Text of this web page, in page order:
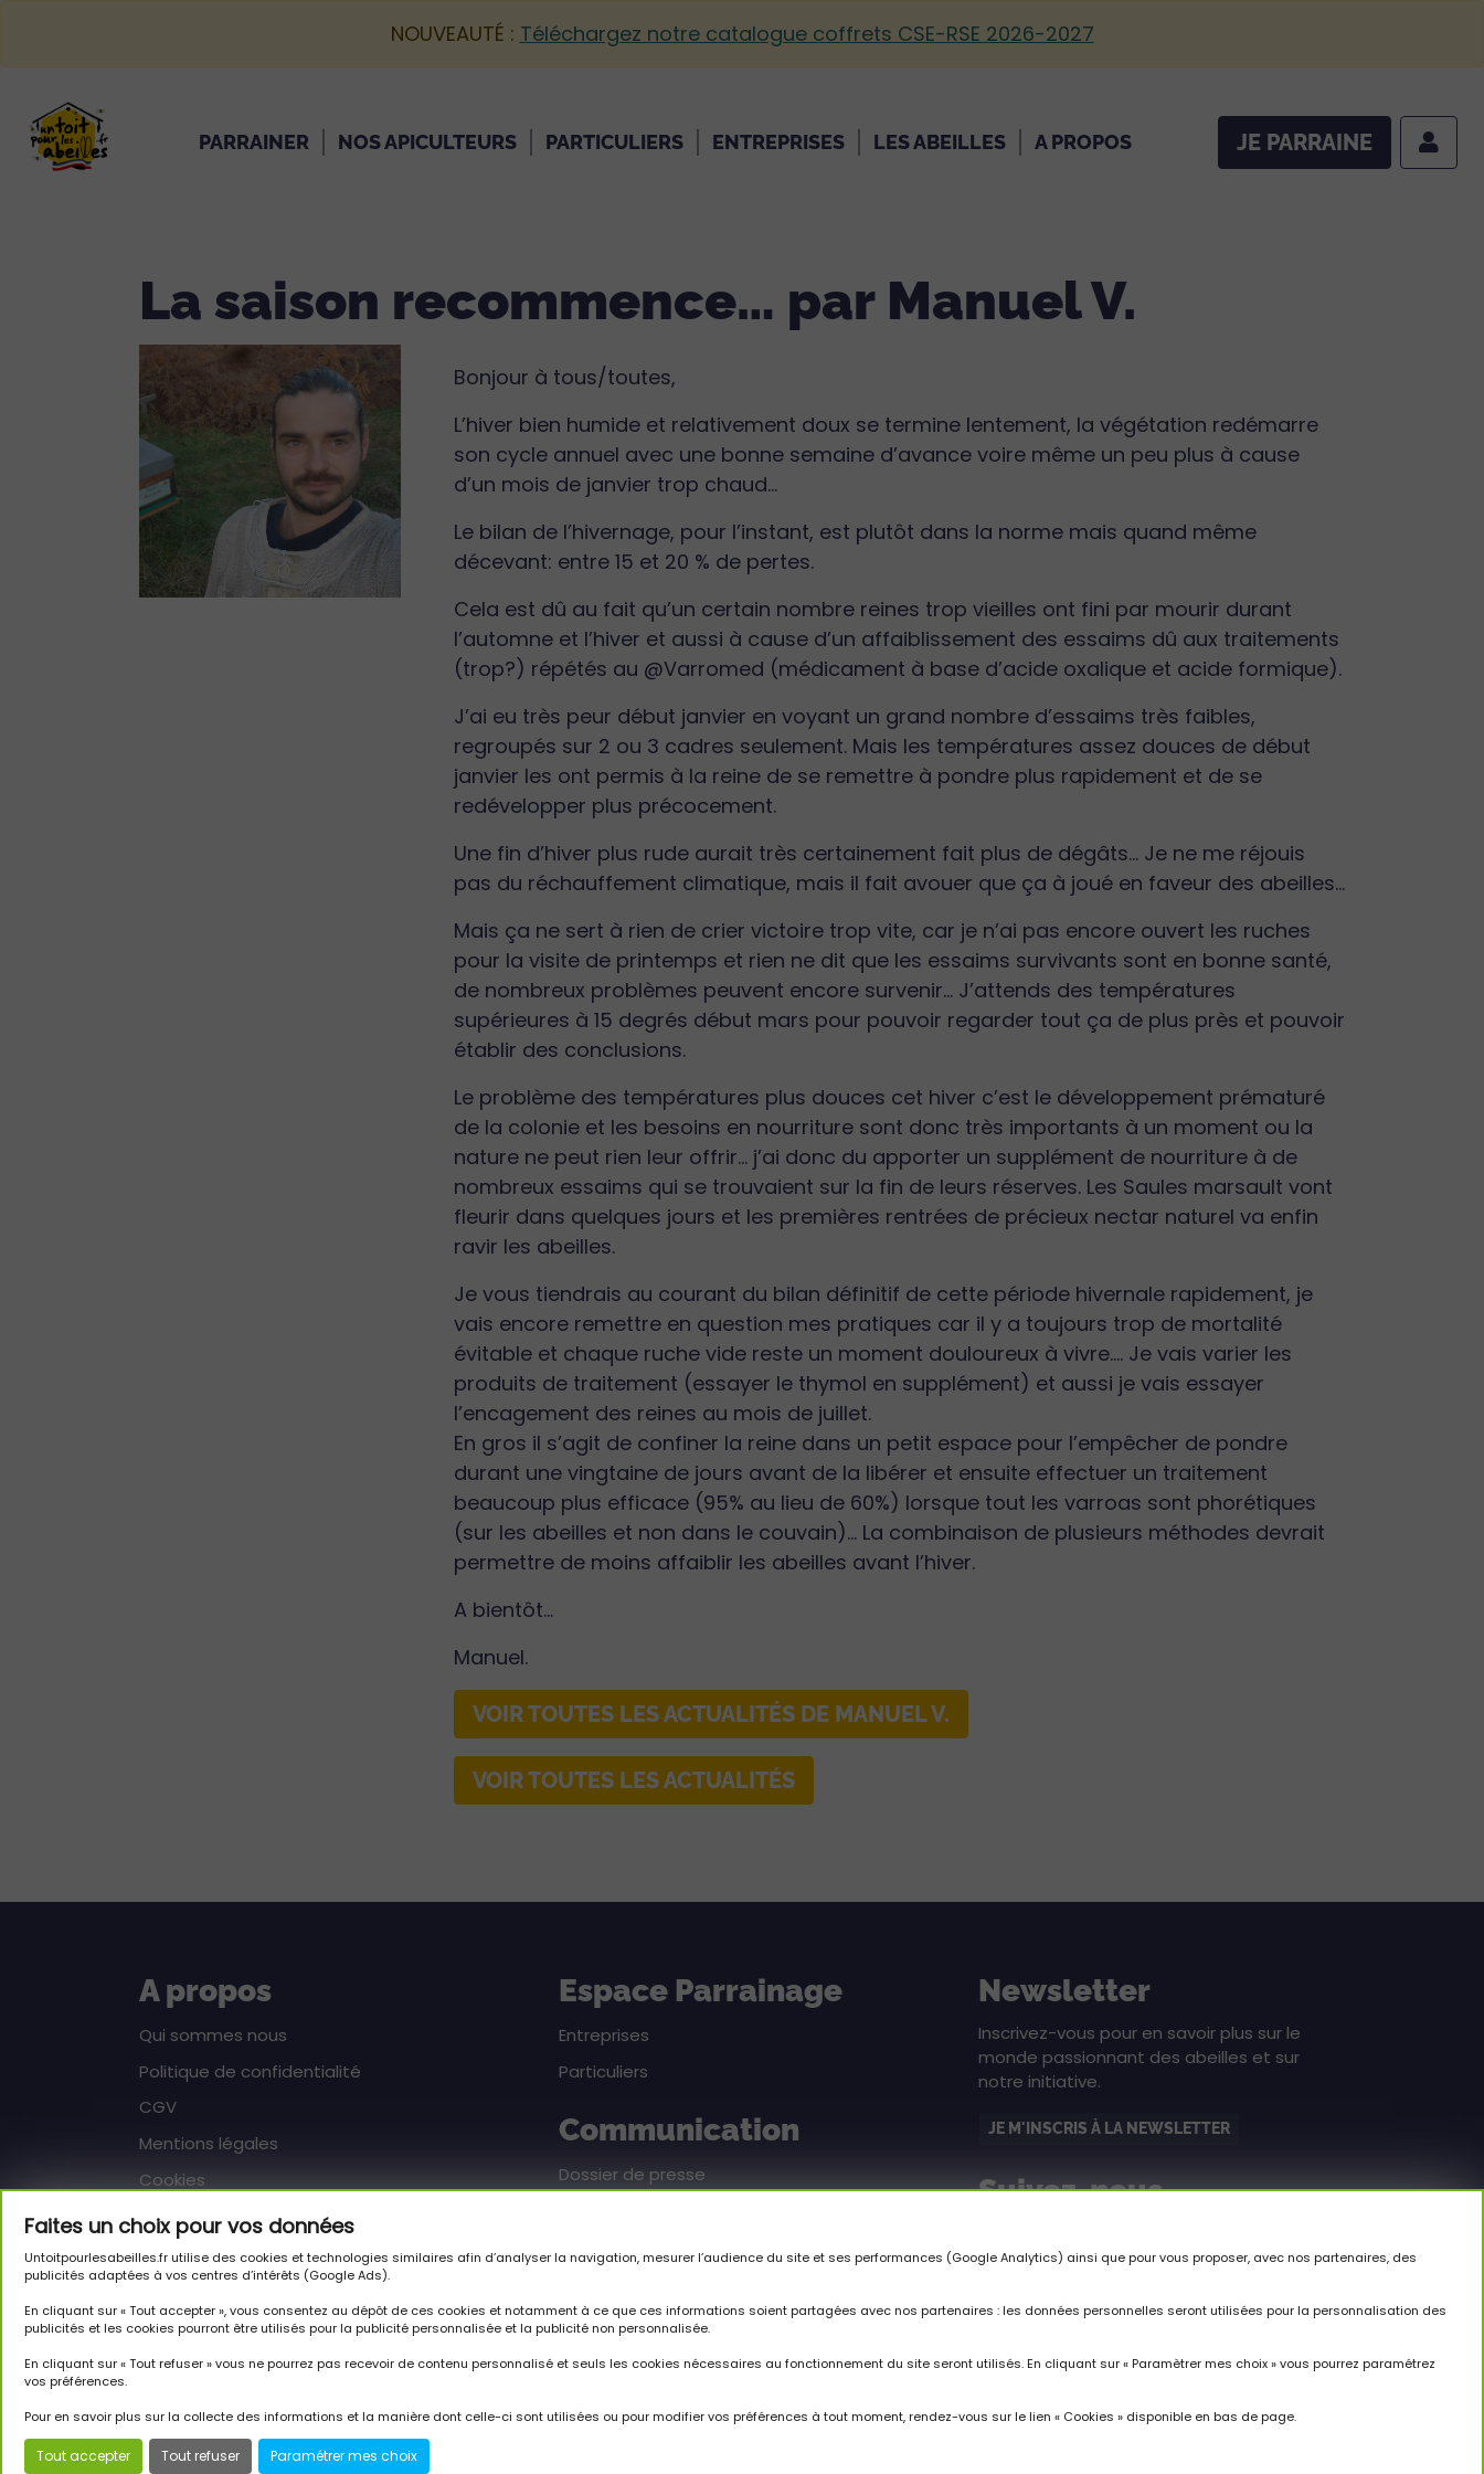
Faites un choix pour vos données
Untoitpourlesabeilles.fr utilise des cookies et technologies similaires afin d’analyser la navigation, mesurer l’audience du site et ses performances (Google Analytics) ainsi que pour vous proposer, avec nos partenaires, des
publicités adaptées à vos centres d’intérêts (Google Ads).
En cliquant sur « Tout accepter », vous consentez au dépôt de ces cookies et notamment à ce que ces informations soient partagées avec nos partenaires : les données personnelles seront utilisées pour la personnalisation des
publicités et les cookies pourront être utilisés pour la publicité personnalisée et la publicité non personnalisée.
En cliquant sur « Tout refuser » vous ne pourrez pas recevoir de contenu personnalisé et seuls les cookies nécessaires au fonctionnement du site seront utilisés. En cliquant sur « Paramètrer mes choix » vous pourrez paramétrez
vos préférences.
Pour en savoir plus sur la collecte des informations et la manière dont celle-ci sont utilisées ou pour modifier vos préférences à tout moment, rendez-vous sur le lien « Cookies » disponible en bas de page.
Tout accepter Tout refuser Paramétrer mes choix
NOUVEAUTÉ : Téléchargez notre catalogue coffrets CSE-RSE 2026-2027
PARRAINER NOS APICULTEURS PARTICULIERS ENTREPRISES LES ABEILLES A PROPOS JE PARRAINE
La saison recommence… par Manuel V.
Bonjour à tous/toutes,
L’hiver bien humide et relativement doux se termine lentement, la végétation redémarre
son cycle annuel avec une bonne semaine d’avance voire même un peu plus à cause
d’un mois de janvier trop chaud…
Le bilan de l’hivernage, pour l’instant, est plutôt dans la norme mais quand même
décevant: entre 15 et 20 % de pertes.
Cela est dû au fait qu’un certain nombre reines trop vieilles ont fini par mourir durant
l’automne et l’hiver et aussi à cause d’un affaiblissement des essaims dû aux traitements
(trop?) répétés au @Varromed (médicament à base d’acide oxalique et acide formique).
J’ai eu très peur début janvier en voyant un grand nombre d’essaims très faibles,
regroupés sur 2 ou 3 cadres seulement. Mais les températures assez douces de début
janvier les ont permis à la reine de se remettre à pondre plus rapidement et de se
redévelopper plus précocement.
Une fin d’hiver plus rude aurait très certainement fait plus de dégâts… Je ne me réjouis
pas du réchauffement climatique, mais il fait avouer que ça à joué en faveur des abeilles…
Mais ça ne sert à rien de crier victoire trop vite, car je n’ai pas encore ouvert les ruches
pour la visite de printemps et rien ne dit que les essaims survivants sont en bonne santé,
de nombreux problèmes peuvent encore survenir… J’attends des températures
supérieures à 15 degrés début mars pour pouvoir regarder tout ça de plus près et pouvoir
établir des conclusions.
Le problème des températures plus douces cet hiver c’est le développement prématuré
de la colonie et les besoins en nourriture sont donc très importants à un moment ou la
nature ne peut rien leur offrir… j’ai donc du apporter un supplément de nourriture à de
nombreux essaims qui se trouvaient sur la fin de leurs réserves. Les Saules marsault vont
fleurir dans quelques jours et les premières rentrées de précieux nectar naturel va enfin
ravir les abeilles.
Je vous tiendrais au courant du bilan définitif de cette période hivernale rapidement, je
vais encore remettre en question mes pratiques car il y a toujours trop de mortalité
évitable et chaque ruche vide reste un moment douloureux à vivre.... Je vais varier les
produits de traitement (essayer le thymol en supplément) et aussi je vais essayer
l’encagement des reines au mois de juillet.
En gros il s’agit de confiner la reine dans un petit espace pour l’empêcher de pondre
durant une vingtaine de jours avant de la libérer et ensuite effectuer un traitement
beaucoup plus efficace (95% au lieu de 60%) lorsque tout les varroas sont phorétiques
(sur les abeilles et non dans le couvain)… La combinaison de plusieurs méthodes devrait
permettre de moins affaiblir les abeilles avant l’hiver.
A bientôt…
Manuel.
VOIR TOUTES LES ACTUALITÉS DE MANUEL V.
VOIR TOUTES LES ACTUALITÉS
A propos
Qui sommes nous
Politique de confidentialité
CGV
Mentions légales
Cookies
Aide
FAQ
Contact
DEMANDER UNE RÉTRACTATION
Espace Parrainage
Entreprises
Particuliers
Communication
Dossier de presse
Newsletter
Inscrivez-vous pour en savoir plus sur le
monde passionnant des abeilles et sur
notre initiative.
JE M'INSCRIS À LA NEWSLETTER
Suivez-nous
Copyright © 2026 Un Toit Pour Les Abeilles. Tous